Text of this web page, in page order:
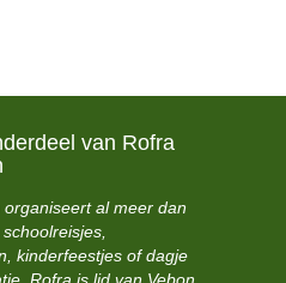
van Rofra
al meer dan
kinderfeestjes of dagje